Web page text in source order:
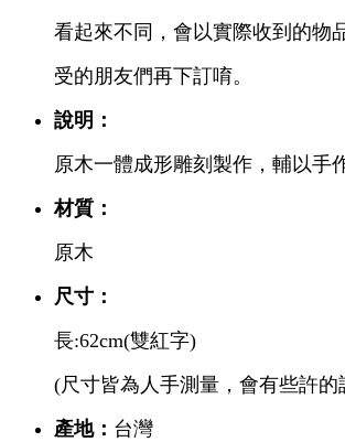
看起來不同，會以實際收到的物
受的朋友們再下訂唷。
說明：
原木一體成形雕刻製作，輔以手
材質：
原木
尺寸：
長:62cm(雙紅字)
(尺寸皆為人手測量，會有些許的
產地： 台灣